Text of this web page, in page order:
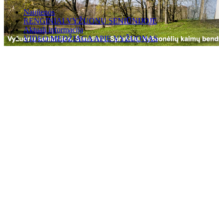
Naujienos
RENGINIAI VYŽUONŲ SENIŪNIJOJE
Aktuali informacija
VIDEO MEDŽIAGA APIE VYŽUONAS